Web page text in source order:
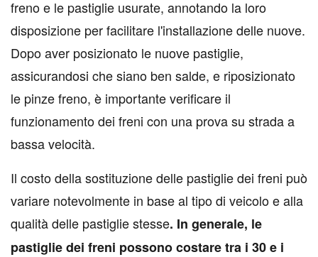
freno e le pastiglie usurate, annotando la loro
disposizione per facilitare l'installazione delle nuove.
Dopo aver posizionato le nuove pastiglie,
assicurandosi che siano ben salde, e riposizionato
le pinze freno, è importante verificare il
funzionamento dei freni con una prova su strada a
bassa velocità.
Il costo della sostituzione delle pastiglie dei freni può
variare notevolmente in base al tipo di veicolo e alla
qualità delle pastiglie stesse. In generale, le
pastiglie dei freni possono costare tra i 30 e i